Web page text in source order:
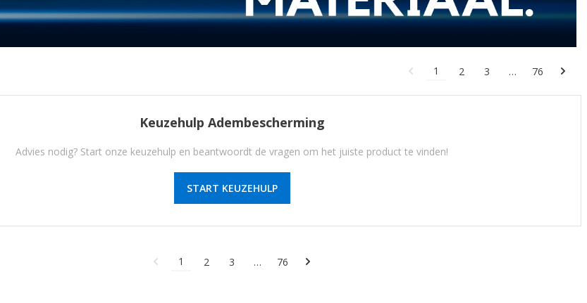
1 2 3 … 76
Keuzehulp Adembescherming
Advies nodig? Start onze keuzehulp en beantwoordt de vragen om het juiste product te vinden!
START KEUZEHULP
1 2 3 … 76